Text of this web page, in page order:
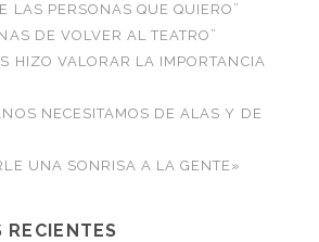
LAS PERSONAS QUE QUIERO”
DE VOLVER AL TEATRO”
HIZO VALORAR LA IMPORTANCIA
NECESITAMOS DE ALAS Y DE
UNA SONRISA A LA GENTE»
RECIENTES